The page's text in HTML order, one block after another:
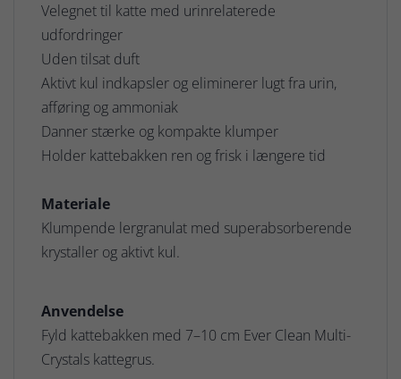
Velegnet til katte med urinrelaterede
udfordringer
Uden tilsat duft
Aktivt kul indkapsler og eliminerer lugt fra urin,
afføring og ammoniak
Danner stærke og kompakte klumper
Holder kattebakken ren og frisk i længere tid
Materiale
Klumpende lergranulat med superabsorberende
krystaller og aktivt kul.
Anvendelse
Fyld kattebakken med 7–10 cm Ever Clean Multi-
Crystals kattegrus.